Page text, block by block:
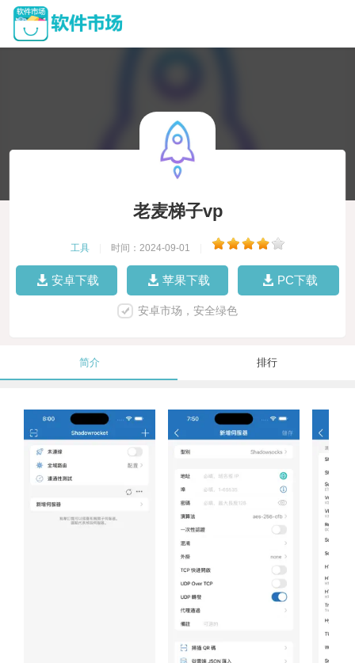
老麦梯子vp
工具 时间：2024-09-01
安卓下载 苹果下载 PC下载
安卓市场，安全绿色
简介 排行